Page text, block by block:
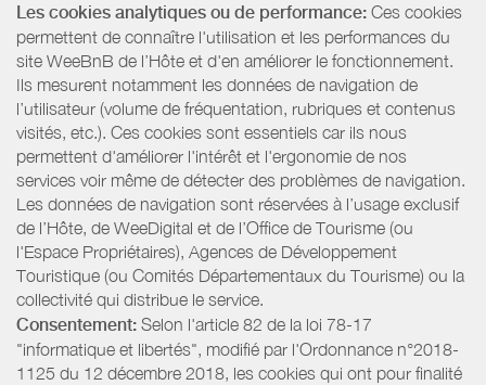
Les cookies analytiques ou de performance: Ces cookies
permettent de connaître l'utilisation et les performances du
site WeeBnB de l’Hôte et d'en améliorer le fonctionnement.
Ils mesurent notamment les données de navigation de
l’utilisateur (volume de fréquentation, rubriques et contenus
visités, etc.). Ces cookies sont essentiels car ils nous
permettent d'améliorer l'intérêt et l'ergonomie de nos
services voir même de détecter des problèmes de navigation.
Les données de navigation sont réservées à l’usage exclusif
de l’Hôte, de WeeDigital et de l’Office de Tourisme (ou
l'Espace Propriétaires), Agences de Développement
Touristique (ou Comités Départementaux du Tourisme) ou la
collectivité qui distribue le service.
Consentement: Selon l'article 82 de la loi 78-17
"informatique et libertés", modifié par l'Ordonnance n°2018-
1125 du 12 décembre 2018, les cookies qui ont pour finalité